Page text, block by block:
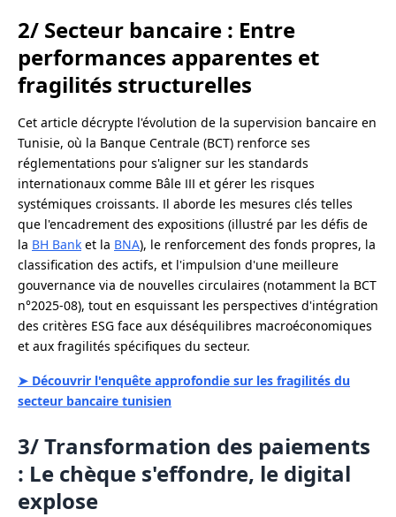
2/ Secteur bancaire : Entre
performances apparentes et
fragilités structurelles
Cet article décrypte l'évolution de la supervision bancaire en
Tunisie, où la Banque Centrale (BCT) renforce ses
réglementations pour s'aligner sur les standards
internationaux comme Bâle III et gérer les risques
systémiques croissants. Il aborde les mesures clés telles
que l'encadrement des expositions (illustré par les défis de
la BH Bank et la BNA), le renforcement des fonds propres, la
classification des actifs, et l'impulsion d'une meilleure
gouvernance via de nouvelles circulaires (notamment la BCT
n°2025-08), tout en esquissant les perspectives d'intégration
des critères ESG face aux déséquilibres macroéconomiques
et aux fragilités spécifiques du secteur.
➤ Découvrir l'enquête approfondie sur les fragilités du
secteur bancaire tunisien
3/ Transformation des paiements
: Le chèque s'effondre, le digital
explose